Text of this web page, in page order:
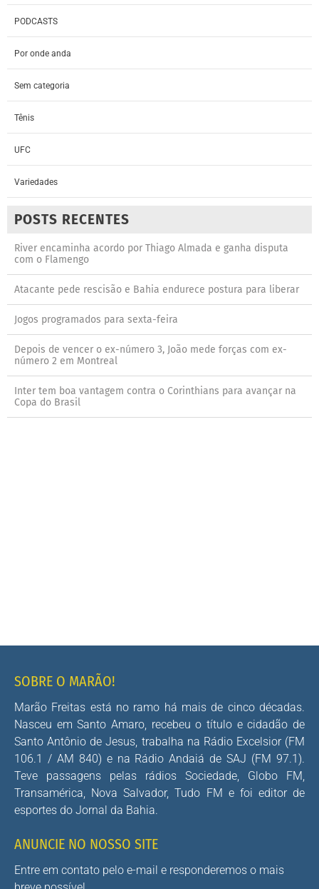
PODCASTS
Por onde anda
Sem categoria
Tênis
UFC
Variedades
POSTS RECENTES
River encaminha acordo por Thiago Almada e ganha disputa
com o Flamengo
Atacante pede rescisão e Bahia endurece postura para liberar
Jogos programados para sexta-feira
Depois de vencer o ex-número 3, João mede forças com ex-
número 2 em Montreal
Inter tem boa vantagem contra o Corinthians para avançar na
Copa do Brasil
SOBRE O MARÃO!
Marão Freitas está no ramo há mais de cinco décadas.
Nasceu em Santo Amaro, recebeu o título e cidadão de
Santo Antônio de Jesus, trabalha na Rádio Excelsior (FM
106.1 / AM 840) e na Rádio Andaiá de SAJ (FM 97.1).
Teve passagens pelas rádios Sociedade, Globo FM,
Transamérica, Nova Salvador, Tudo FM e foi editor de
esportes do Jornal da Bahia.
ANUNCIE NO NOSSO SITE
Entre em contato pelo e-mail e responderemos o mais